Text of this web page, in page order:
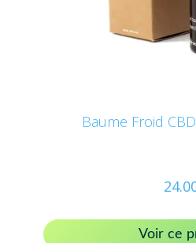
Baume Froid
Voir ce